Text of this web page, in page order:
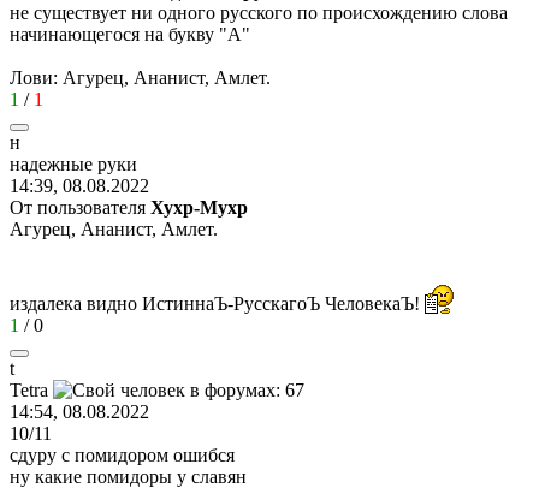
не существует ни одного русского по происхождению слова
начинающегося на букву "А"
Лови: Агурец, Ананист, Амлет.
1 / 1
н
надежные руки
14:39, 08.08.2022
От пользователя Хухр-Мухр
Агурец, Ананист, Амлет.
издалека видно ИстиннаЪ-РусскагоЪ ЧеловекаЪ!
1 /0
t
Tetra
14:54, 08.08.2022
10/11
сдуру с помидором ошибся
ну какие помидоры у славян